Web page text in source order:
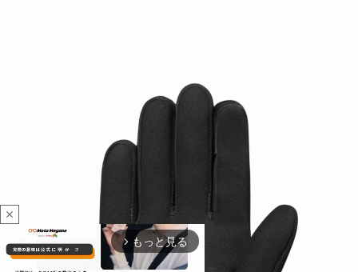
close
arrow_forward_ios もっと見る